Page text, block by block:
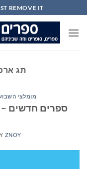
to
content
REMOVE IT...
תג
מומלצי
ספרים חדשים –
ZNOY